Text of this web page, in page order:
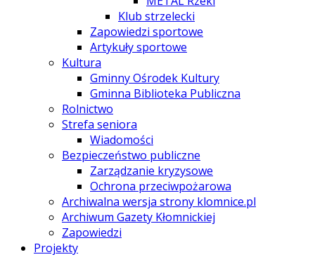
Klub strzelecki
Zapowiedzi sportowe
Artykuły sportowe
Kultura
Gminny Ośrodek Kultury
Gminna Biblioteka Publiczna
Rolnictwo
Strefa seniora
Wiadomości
Bezpieczeństwo publiczne
Zarządzanie kryzysowe
Ochrona przeciwpożarowa
Archiwalna wersja strony klomnice.pl
Archiwum Gazety Kłomnickiej
Zapowiedzi
Projekty